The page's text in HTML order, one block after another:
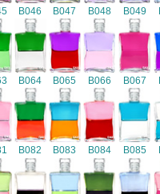
B046 B047 B048 B049
B064 B065 B066 B067
B082 B083 B084 B085